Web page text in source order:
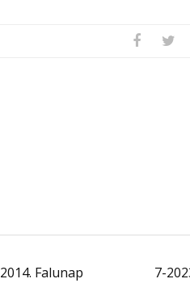
2014. Falunap
7-